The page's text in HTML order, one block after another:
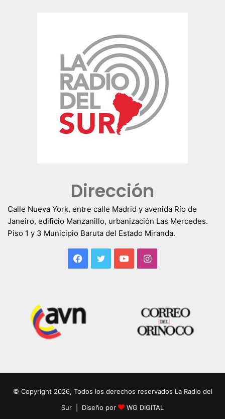
Dirección
Calle Nueva York, entre calle Madrid y avenida Río de
Janeiro, edificio Manzanillo, urbanización Las Mercedes.
Piso 1 y 3 Municipio Baruta del Estado Miranda.
Facebook
TwitterYouTubeInstagram
© Copyright 2026, Todos los derechos reservados La Radio del
Sur | Diseño por
WG DIGITAL